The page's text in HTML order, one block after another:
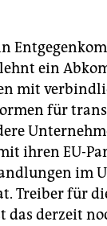
ein
mit
für
ihren EU-
im
Treiber für
derzeit